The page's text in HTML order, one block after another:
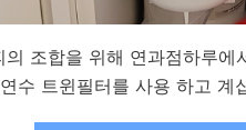
조합을 위해 연과점하루에
수 트윈필터를 사용 하고 계